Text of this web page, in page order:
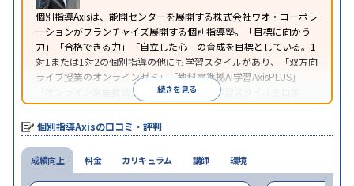
個別指導Axisは、能開センターを展開する株式会社ワオ・コーポレ
ーションがフランチャイズ展開する個別指導塾。「目標に向かう
力」「合格できる力」「自立した心」の育成を目標としている。1
対1または1対2の個別指導の他にも学習スタイルがあり、「双方向
ライブ授業のオンラインゼミ」「教科書準拠AI学習AxisPLUS」
「オンライン家庭教師」など、さまざまな学習スタイルを目的
別・科目別に選択することができる。
続きを見る
個別指導Axisの口コミ・評判
成績向上 料金 カリキュラム 講師 環境